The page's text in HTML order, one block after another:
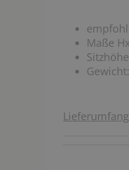
Maße
Lieferumfang